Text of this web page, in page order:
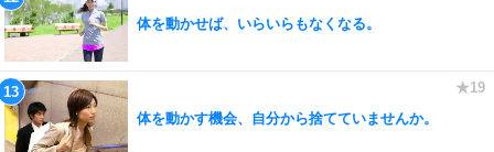
体を動かせば、いらいらもなくなる。
体を動かす機会、自分から捨てていませんか。